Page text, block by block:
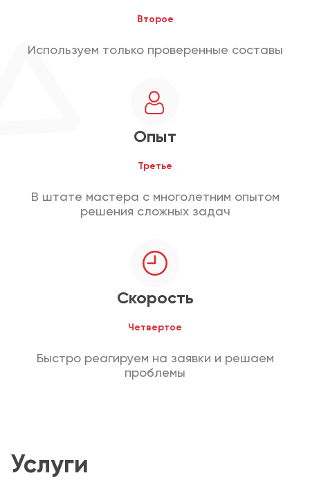
Второе
Используем только проверенные составы
Опыт
Третье
В штате мастера с многолетним опытом
решения сложных задач
Скорость
Четвертое
Быстро реагируем на заявки и решаем
проблемы
Услуги